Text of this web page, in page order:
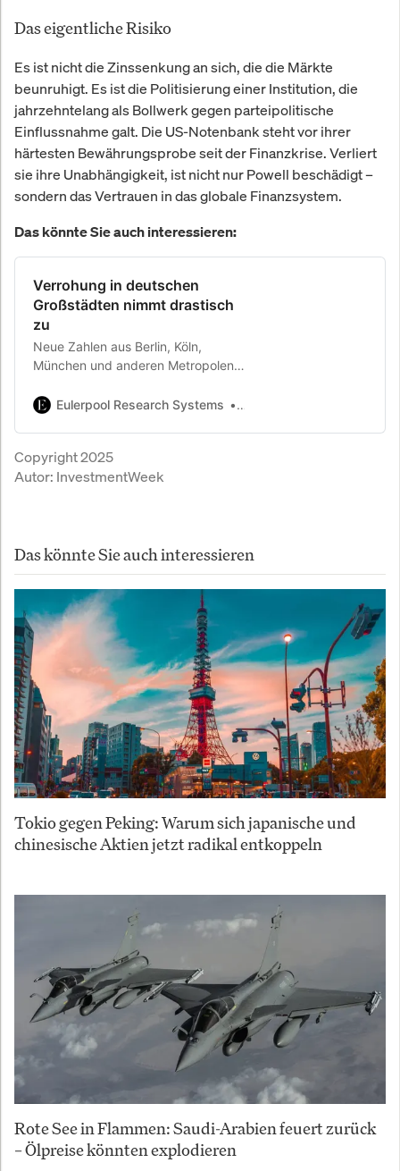
Das eigentliche Risiko
Es ist nicht die Zinssenkung an sich, die die Märkte
beunruhigt. Es ist die Politisierung einer Institution, die
jahrzehntelang als Bollwerk gegen parteipolitische
Einflussnahme galt. Die US-Notenbank steht vor ihrer
härtesten Bewährungsprobe seit der Finanzkrise. Verliert
sie ihre Unabhängigkeit, ist nicht nur Powell beschädigt –
sondern das Vertrauen in das globale Finanzsystem.
Das könnte Sie auch interessieren:
Verrohung in deutschen
Großstädten nimmt drastisch
zu
Neue Zahlen aus Berlin, Köln,
München und anderen Metropolen
Gewaltkriminalität – besonders
einem „neuen Phänomen“, das
klassische Muster sprengt.
Eulerpool Research Systems Eulerpool Research
Copyright 2025
Autor: InvestmentWeek
Das könnte Sie auch interessieren
Tokio gegen Peking: Warum sich japanische und
chinesische Aktien jetzt radikal entkoppeln
Rote See in Flammen: Saudi-Arabien feuert zurück
– Ölpreise könnten explodieren